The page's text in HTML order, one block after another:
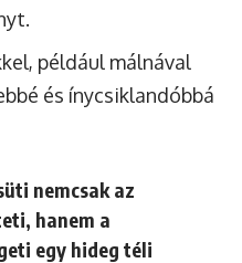
például málnával
és ínycsiklandóbbá
nemcsak az
hanem a
egy hideg téli